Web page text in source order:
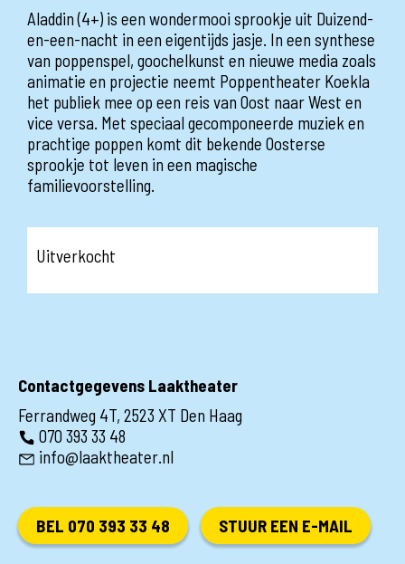
Aladdin (4+) is een wondermooi sprookje uit Duizend-
en-een-nacht in een eigentijds jasje. In een synthese
van poppenspel, goochelkunst en nieuwe media zoals
animatie en projectie neemt Poppentheater Koekla
het publiek mee op een reis van Oost naar West en
vice versa. Met speciaal gecomponeerde muziek en
prachtige poppen komt dit bekende Oosterse
sprookje tot leven in een magische
familievoorstelling.
Uitverkocht
Contactgegevens Laaktheater
Ferrandweg 4T, 2523 XT Den Haag
070 393 33 48
info@laaktheater.nl
BEL 070 393 33 48 STUUR EEN E-MAIL